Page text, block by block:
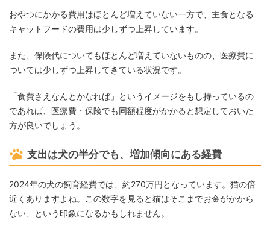
おやつにかかる費用はほとんど増えていない一方で、主食となる
キャットフードの費用は少しずつ上昇しています。
また、保険代についてもほとんど増えていないものの、医療費に
ついては少しずつ上昇してきている状況です。
「食費さえなんとかなれば」というイメージをもし持っているの
であれば、医療費・保険でも同額程度がかかると想定しておいた
方が良いでしょう。
支出は犬の半分でも、増加傾向にある経費
2024年の犬の飼育経費では、約270万円となっています。猫の倍
近くありますよね。この数字を見ると猫はそこまでお金がかから
ない、という印象になるかもしれません。